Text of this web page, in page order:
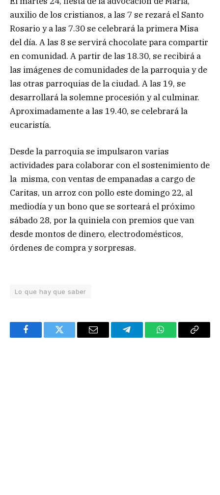
auxilio de los cristianos, a las 7 se rezará el Santo
Rosario y a las 7.30 se celebrará la primera Misa
del día. A las 8 se servirá chocolate para compartir
en comunidad. A partir de las 18.30, se recibirá a
las imágenes de comunidades de la parroquia y de
las otras parroquias de la ciudad. A las 19, se
desarrollará la solemne procesión y al culminar.
Aproximadamente a las 19.40, se celebrará la
eucaristía.
Desde la parroquia se impulsaron varias
actividades para colaborar con el sostenimiento de
la misma, con ventas de empanadas a cargo de
Caritas, un arroz con pollo este domingo 22, al
mediodía y un bono que se sorteará el próximo
sábado 28, por la quiniela con premios que van
desde montos de dinero, electrodomésticos,
órdenes de compra y sorpresas.
Lo que hay que saber
FacebookTwitter Email TelegramWhatsAppCopy